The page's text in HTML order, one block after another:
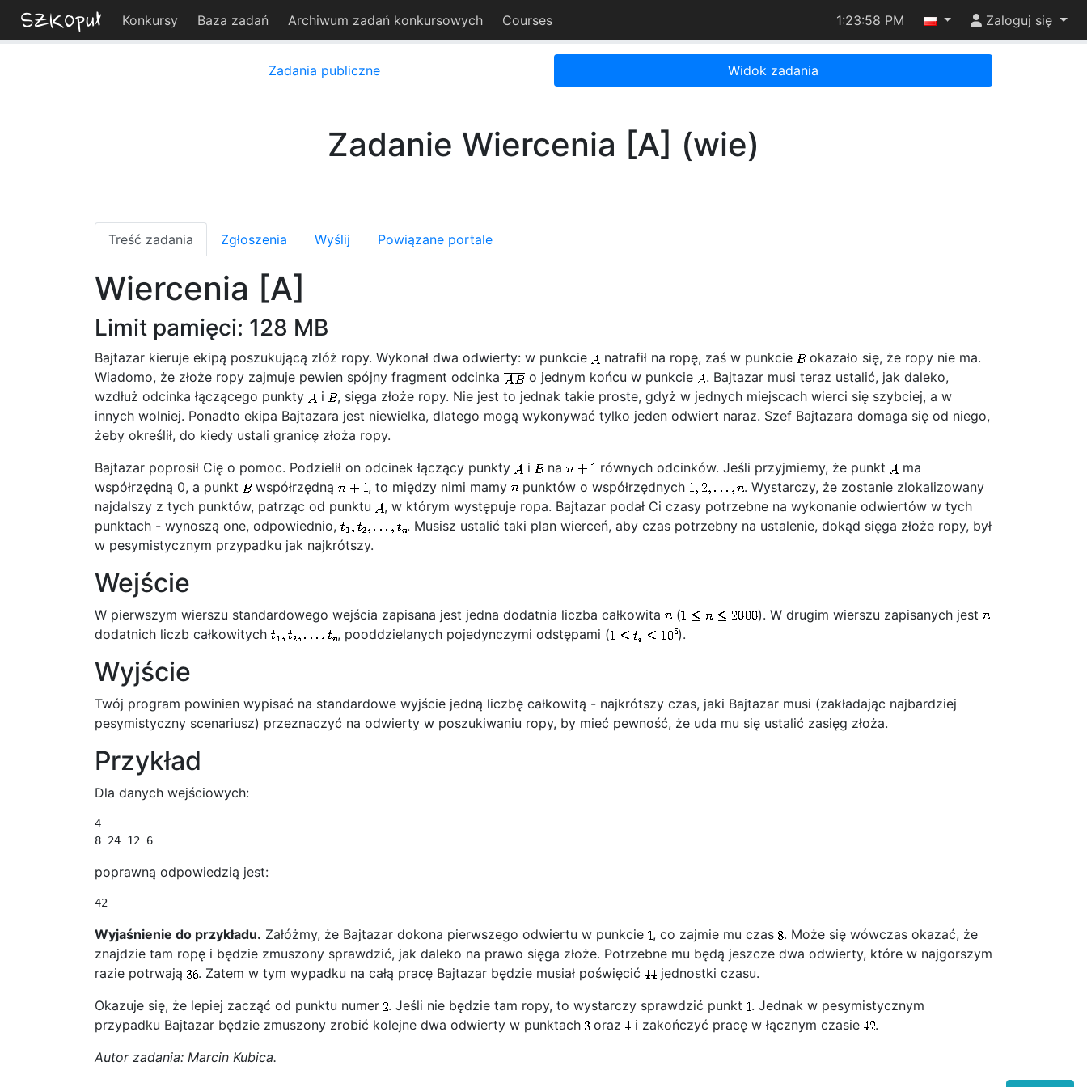
Konkursy Baza zadań Archiwum zadań konkursowych Courses 1:23:58 PM Zaloguj się
Zadania publiczne Widok zadania
Zadanie Wiercenia [A] (wie)
Treść zadania Zgłoszenia Wyślij Powiązane portale
Wiercenia [A]
Limit pamięci: 128 MB
Bajtazar kieruje ekipą poszukującą złóż ropy. Wykonał dwa odwierty: w punkcie natrafił na ropę, zaś w punkcie
okazało się, że ropy nie ma.
Wiadomo, że złoże ropy zajmuje pewien spójny fragment odcinka
o jednym końcu w punkcie
. Bajtazar musi teraz ustalić, jak daleko,
wzdłuż odcinka łączącego punkty
i
, sięga złoże ropy. Nie jest to jednak takie proste, gdyż w jednych miejscach wierci się szybciej, a w
innych wolniej. Ponadto ekipa Bajtazara jest niewielka, dlatego mogą wykonywać tylko jeden odwiert naraz. Szef Bajtazara domaga się od niego,
żeby określił, do kiedy ustali granicę złoża ropy.
Bajtazar poprosił Cię o pomoc. Podzielił on odcinek łączący punkty
i na równych odcinków. Jeśli przyjmiemy, że punkt
ma
współrzędną 0, a punkt
współrzędną , to między nimi mamy punktów o współrzędnych
. Wystarczy, że zostanie zlokalizowany
najdalszy z tych punktów, patrząc od punktu
, w którym występuje ropa. Bajtazar podał Ci czasy potrzebne na wykonanie odwiertów w tych
punktach - wynoszą one, odpowiednio,
. Musisz ustalić taki plan wierceń, aby czas potrzebny na ustalenie, dokąd sięga złoże ropy, był
w pesymistycznym przypadku jak najkrótszy.
Wejście
W pierwszym wierszu standardowego wejścia zapisana jest jedna dodatnia liczba całkowita (
). W drugim wierszu zapisanych jest
dodatnich liczb całkowitych
, pooddzielanych pojedynczymi odstępami ( ).
Wyjście
Twój program powinien wypisać na standardowe wyjście jedną liczbę całkowitą - najkrótszy czas, jaki Bajtazar musi (zakładając najbardziej
pesymistyczny scenariusz) przeznaczyć na odwierty w poszukiwaniu ropy, by mieć pewność, że uda mu się ustalić zasięg złoża.
Przykład
Dla danych wejściowych:
4
8 24 12 6
poprawną odpowiedzią jest:
42
Wyjaśnienie do przykładu. Załóżmy, że Bajtazar dokona pierwszego odwiertu w punkcie , co zajmie mu czas
. Może się wówczas okazać, że
znajdzie tam ropę i będzie zmuszony sprawdzić, jak daleko na prawo sięga złoże. Potrzebne mu będą jeszcze dwa odwierty, które w najgorszym
razie potrwają
. Zatem w tym wypadku na całą pracę Bajtazar będzie musiał poświęcić
jednostki czasu.
Okazuje się, że lepiej zacząć od punktu numer . Jeśli nie będzie tam ropy, to wystarczy sprawdzić punkt
. Jednak w pesymistycznym
przypadku Bajtazar będzie zmuszony zrobić kolejne dwa odwierty w punktach
oraz i zakończyć pracę w łącznym czasie
.
Autor zadania: Marcin Kubica.